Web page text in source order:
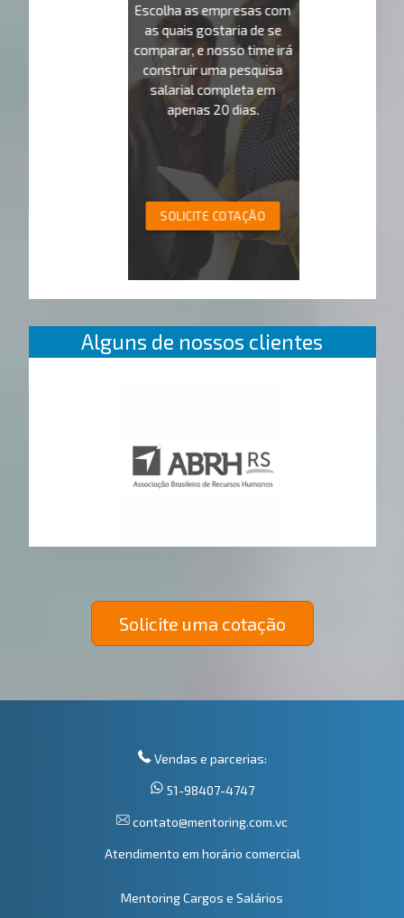
Escolha as empresas com
as quais gostaria de se
comparar, e nosso time irá
construir uma pesquisa
salarial completa em
apenas 20 dias.
SOLICITE COTAÇÃO
Alguns de nossos clientes
Solicite uma cotação
Vendas e parcerias:
51-98407-4747
contato@mentoring.com.vc
Atendimento em horário comercial
Mentoring Cargos e Salários